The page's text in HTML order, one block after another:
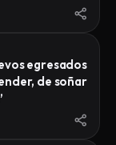
egresados
de soñar